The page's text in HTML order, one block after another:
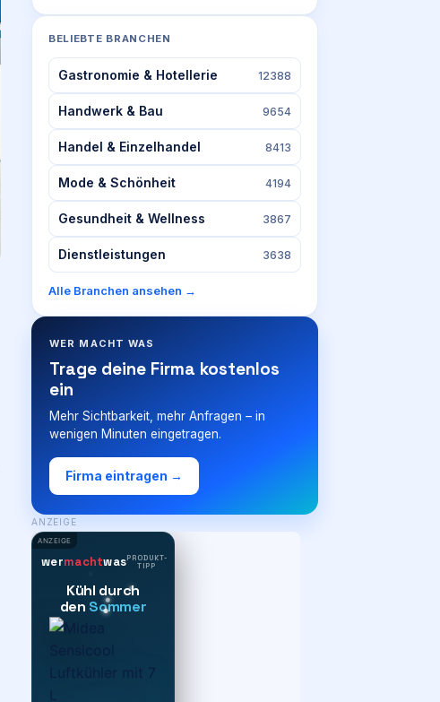
BELIEBTE BRANCHEN
Gastronomie & Hotellerie 12388
Handwerk & Bau 9654
Handel & Einzelhandel 8413
Mode & Schönheit 4194
Gesundheit & Wellness 3867
Dienstleistungen 3638
Alle Branchen ansehen →
WER MACHT WAS
Trage deine Firma kostenlos
ein
Mehr Sichtbarkeit, mehr Anfragen – in
wenigen Minuten eingetragen.
Firma eintragen →
ANZEIGE
ANZEIGE
wermachtwasPRODUKT-
TIPP
Kühl durch
den Sommer